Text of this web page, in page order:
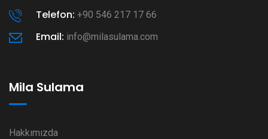
Telefon: +90 546 217 17 66
Email: info@milasulama.com
Mila Sulama
Hakkımızda